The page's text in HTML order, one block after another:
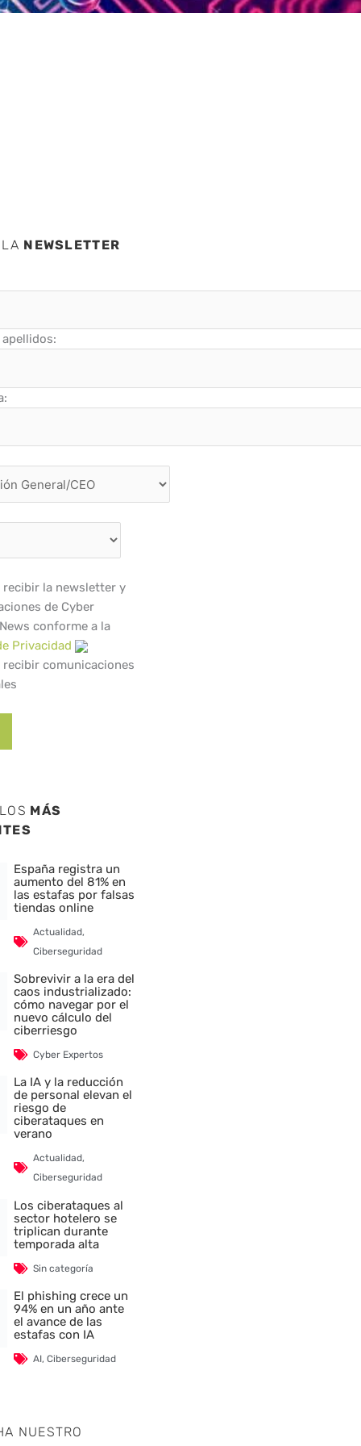
NEWSLETTER
recibir la newsletter y
de Cyber
conforme a la
Privacidad
recibir comunicaciones
MÁS
España registra un
aumento del 81% en
las estafas por falsas
tiendas online
Actualidad,
Ciberseguridad
Sobrevivir a la era del
caos industrializado:
cómo navegar por el
nuevo cálculo del
ciberriesgo
Cyber Expertos
La IA y la reducción
de personal elevan el
riesgo de
ciberataques en
verano
Actualidad,
Ciberseguridad
Los ciberataques al
sector hotelero se
triplican durante
temporada alta
Sin categoría
El phishing crece un
94% en un año ante
el avance de las
estafas con IA
AI,Ciberseguridad
NUESTRO